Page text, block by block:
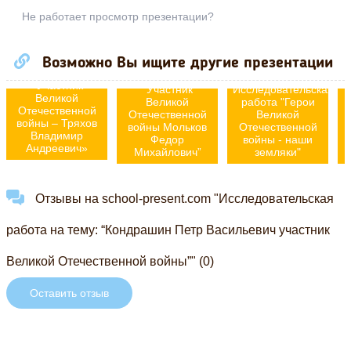
Не работает просмотр презентации?
Возможно Вы ищите другие презентации
Исследовательская
работа на тему:
Великой
Отечественной
войны – Тряхов
Владимир
Андреевич»
Исследовательская
работа на тему:
“Участник
Великой
Отечественной
войны Мольков
Федор
Михайлович”
Исследовательская
работа "Герои
Великой
Отечественной
войны - наши
земляки"
Отзывы на school-present.com "Исследовательская
работа на тему: “Кондрашин Петр Васильевич участник
Великой Отечественной войны”" (0)
Оставить отзыв